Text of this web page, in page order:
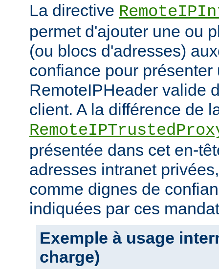
La directive
permet d'ajouter une ou
(ou blocs d'adresses)
confiance pour présenter
RemoteIPHeader valide
client. A la différence de
présentée dans cet en-
adresses intranet
comme dignes de
indiquées par ces
Exemple à usage
charge)